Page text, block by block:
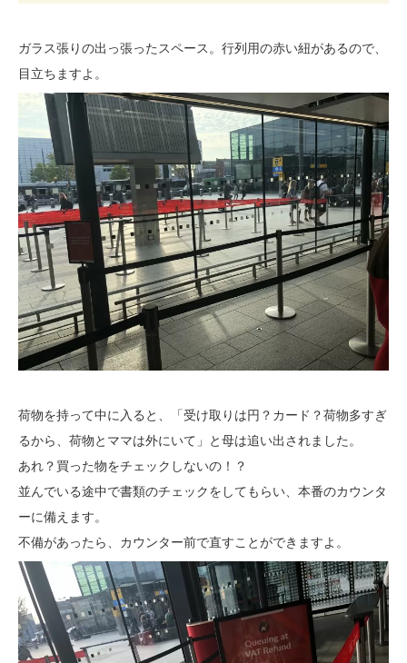
ガラス張りの出っ張ったスペース。行列用の赤い紐があるので、
目立ちますよ。
荷物を持って中に入ると、「受け取りは円？カード？荷物多すぎ
るから、荷物とママは外にいて」と母は追い出されました。
あれ？買った物をチェックしないの！？
並んでいる途中で書類のチェックをしてもらい、本番のカウンタ
ーに備えます。
不備があったら、カウンター前で直すことができますよ。